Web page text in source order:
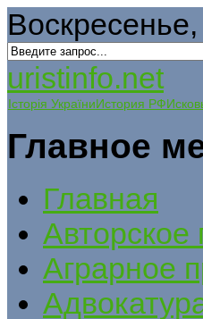
uristinfo.net
Історія УкраїниИстория РФ
Главное
Главная
Авторское
Аграрное